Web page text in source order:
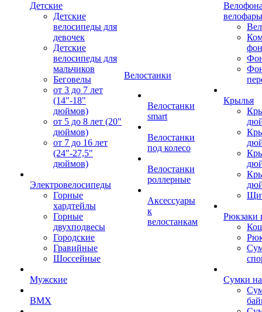
Детские
Детские
велосипеды для
девочек
Детские
велосипеды для
мальчиков
Беговелы
от 3 до 7 лет
(14"-18"
дюймов)
от 5 до 8 лет (20"
дюймов)
от 7 до 16 лет
(24"-27,5"
дюймов)
Электровелосипеды
Горные
хардтейлы
Горные
двухподвесы
Городские
Гравийные
Шоссейные
Мужские
BMX
Велостанки
Велостанки
smart
Велостанки
под колесо
Велостанки
роллерные
Аксессуары
к
велостанкам
велофары
Крылья
Рюкзаки
Сумки